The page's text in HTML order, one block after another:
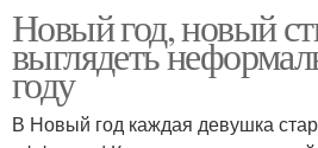
Новый год, новый
выглядеть
году
В Новый год каждая девушка